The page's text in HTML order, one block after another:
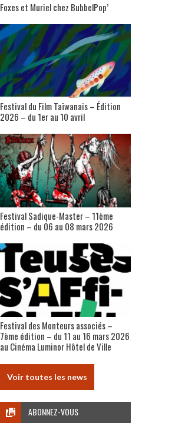
Foxes et Muriel chez BubbelPop’
Festival du Film Taïwanais – Édition
2026 – du 1er au 10 avril
Festival Sadique-Master – 11ème
édition – du 06 au 08 mars 2026
Festival des Monteurs associés –
7ème édition – du 11 au 16 mars 2026
au Cinéma Luminor Hôtel de Ville
Voir toutes les news
ABONNEZ-VOUS